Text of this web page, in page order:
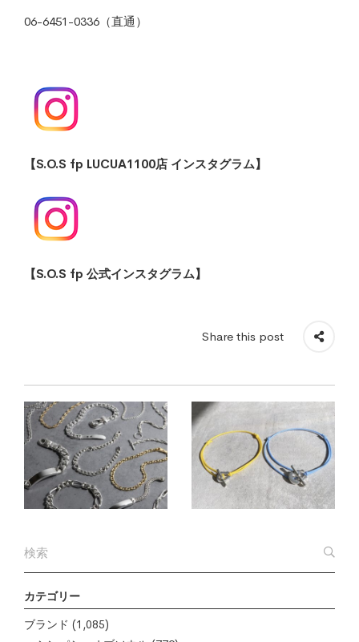
カテゴリー
ブランド (1,085)
06-6451-0336（直通）
【S.O.S fp LUCUA1100店 インスタグラム】
【S.O.S fp 公式インスタグラム】
Share this post